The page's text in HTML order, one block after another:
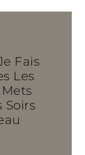
Fais
Les
Soirs